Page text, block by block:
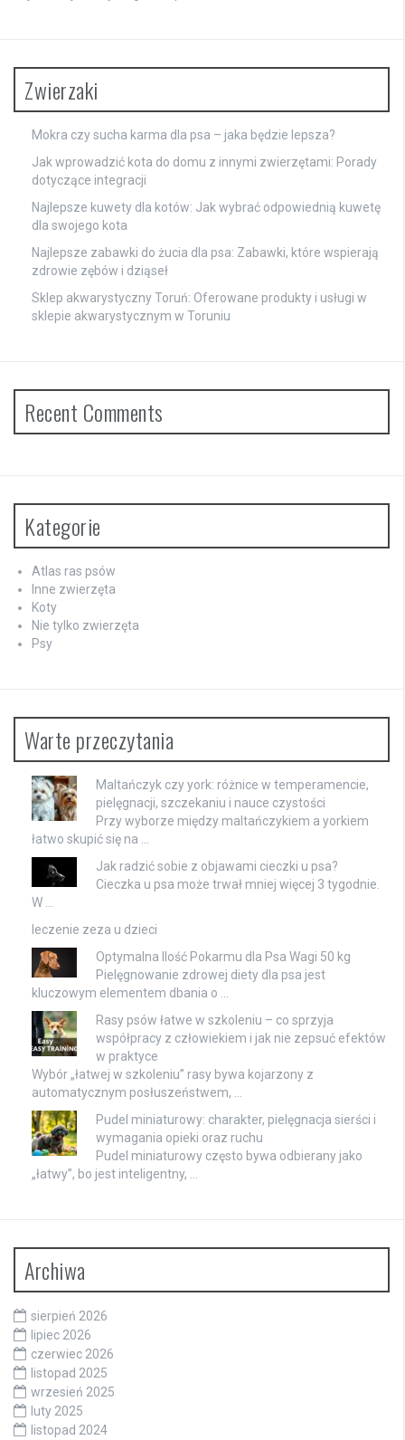
Zwierzaki
Mokra czy sucha karma dla psa – jaka będzie lepsza?
Jak wprowadzić kota do domu z innymi zwierzętami: Porady
dotyczące integracji
Najlepsze kuwety dla kotów: Jak wybrać odpowiednią kuwetę
dla swojego kota
Najlepsze zabawki do żucia dla psa: Zabawki, które wspierają
zdrowie zębów i dziąseł
Sklep akwarystyczny Toruń: Oferowane produkty i usługi w
sklepie akwarystycznym w Toruniu
Recent Comments
Kategorie
Atlas ras psów
Inne zwierzęta
Koty
Nie tylko zwierzęta
Psy
Warte przeczytania
Maltańczyk czy york: różnice w temperamencie,
pielęgnacji, szczekaniu i nauce czystości
Przy wyborze między maltańczykiem a yorkiem
łatwo skupić się na …
Jak radzić sobie z objawami cieczki u psa?
Cieczka u psa może trwał mniej więcej 3 tygodnie.
W …
leczenie zeza u dzieci
Optymalna Ilość Pokarmu dla Psa Wagi 50 kg
Pielęgnowanie zdrowej diety dla psa jest
kluczowym elementem dbania o …
Rasy psów łatwe w szkoleniu – co sprzyja
współpracy z człowiekiem i jak nie zepsuć efektów
w praktyce
Wybór „łatwej w szkoleniu” rasy bywa kojarzony z
automatycznym posłuszeństwem, …
Pudel miniaturowy: charakter, pielęgnacja sierści i
wymagania opieki oraz ruchu
Pudel miniaturowy często bywa odbierany jako
„łatwy”, bo jest inteligentny, …
Archiwa
sierpień 2026
lipiec 2026
czerwiec 2026
listopad 2025
wrzesień 2025
luty 2025
listopad 2024